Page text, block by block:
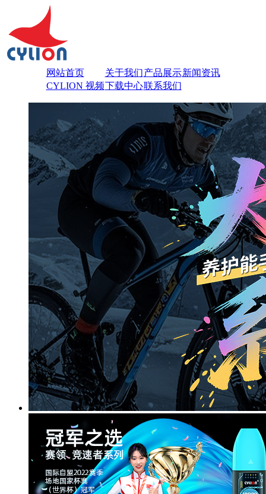
网站首页 关于我们产品展示新闻资讯
CYLION 视频下载中心联系我们